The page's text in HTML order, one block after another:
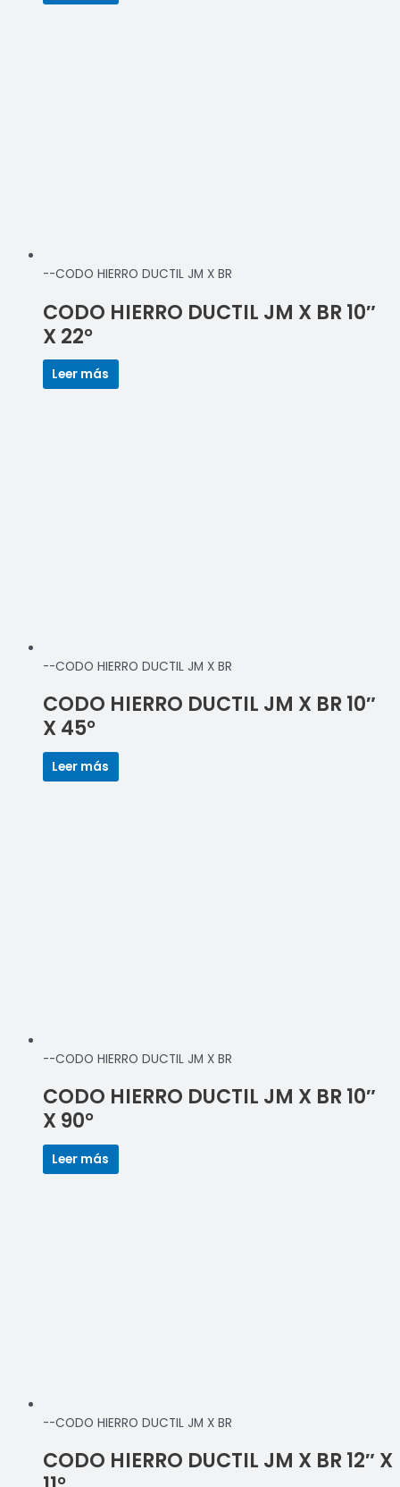
--CODO HIERRO DUCTIL JM X BR
CODO HIERRO DUCTIL JM X BR 10″
X 22°
Leer más
--CODO HIERRO DUCTIL JM X BR
CODO HIERRO DUCTIL JM X BR 10″
X 45°
Leer más
--CODO HIERRO DUCTIL JM X BR
CODO HIERRO DUCTIL JM X BR 10″
X 90°
Leer más
--CODO HIERRO DUCTIL JM X BR
CODO HIERRO DUCTIL JM X BR 12″ X